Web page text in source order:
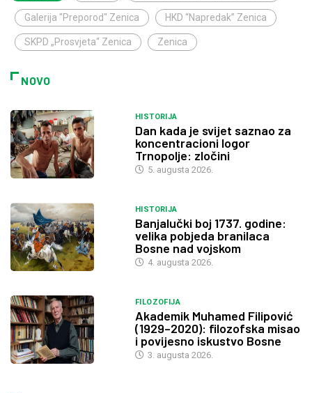
Galerija "Preporod" Zenica HKD “Napredak” Zenica
SKPD „Prosvjeta“ Zenica Zenica
NOVO
HISTORIJA
Dan kada je svijet saznao za
koncentracioni logor
Trnopolje: zločini
5. augusta 2026.
HISTORIJA
Banjalučki boj 1737. godine:
velika pobjeda branilaca
Bosne nad vojskom
4. augusta 2026.
FILOZOFIJA
Akademik Muhamed Filipović
(1929–2020): filozofska misao
i povijesno iskustvo Bosne
3. augusta 2026.